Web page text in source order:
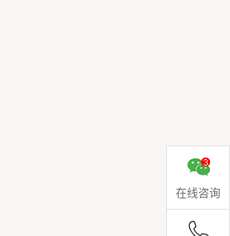
在线咨询